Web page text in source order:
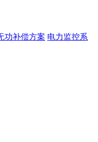
功补偿方案 电力监控系